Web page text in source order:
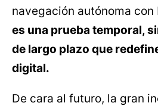
navegación autónoma con
es una prueba temporal,
de largo plazo que
digital.
De cara al futuro, la gran